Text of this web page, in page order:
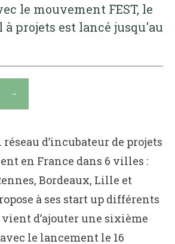
le mouvement FEST, le
projets est lancé jusqu'au
↓
d’incubateur de projets
en France dans 6 villes :
Bordeaux, Lille et
à ses start up différents
d’ajouter une sixième
le lancement le 16